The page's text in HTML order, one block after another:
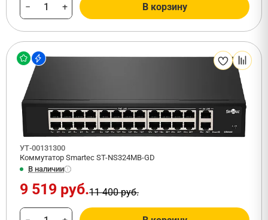
− + В корзину
УТ-00131300
Коммутатор Smartec ST-NS324MB-GD
В наличии
9 519 руб.11 400 руб.